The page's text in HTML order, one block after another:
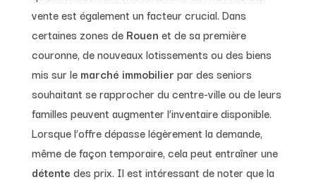
vente est également un facteur crucial. Dans
certaines zones de Rouen et de sa première
couronne, de nouveaux lotissements ou des biens
mis sur le marché immobilier par des seniors
souhaitant se rapprocher du centre-ville ou de leurs
familles peuvent augmenter l’inventaire disponible.
Lorsque l’offre dépasse légèrement la demande,
même de façon temporaire, cela peut entraîner une
détente des prix. Il est intéressant de noter que la